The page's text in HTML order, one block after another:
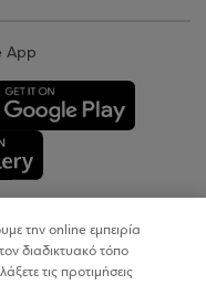
App
την online εμπειρία
διαδικτυακό τόπο
τις προτιμήσεις